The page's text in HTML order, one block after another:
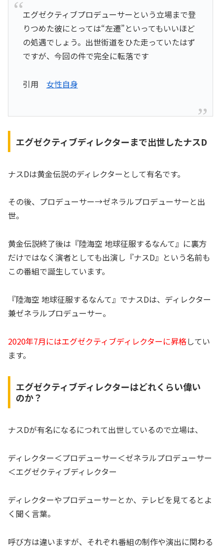
エグゼクティブプロデューサーという立場まで登
りつめた彼にとっては“左遷”といってもいいほど
の処遇でしょう。出世街道をひた走っていたはず
ですが、今回の件で完全に転落です
引用 女性自身
エグゼクティブディレクターまで出世したナスD
ナスDは黄金伝説のディレクターとして有名です。
その後、プロデューサー→ゼネラルプロデューサーと出
世。
黄金伝説終了後は『陸海空 地球征服するなんて』に裏方
だけではなく演者としても出演し『ナスD』という名前も
この番組で誕生しています。
『陸海空 地球征服するなんて』でナスDは、ディレクター
兼ゼネラルプロデューサー。
2020年7月にはエグゼクティブディレクターに昇格してい
ます。
エグゼクティブディレクターはどれくらい偉い
のか？
ナスDが有名になるにつれて出世しているので立場は、
ディレクター＜プロデューサー＜ゼネラルプロデューサー
＜エグゼクティブディレクター
ディレクターやプロデューサーとか、テレビを見てるとよ
く聞く言葉。
呼び方は違いますが、それぞれ番組の制作や演出に関わる